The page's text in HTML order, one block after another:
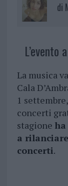
di
L’evento
La musica
Cala
1
concerti
stagione
a
concerti.